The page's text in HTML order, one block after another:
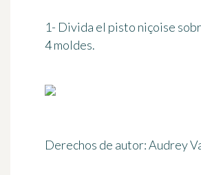
1- Divida el pisto niçoise
4 moldes.
Derechos de autor: Audrey